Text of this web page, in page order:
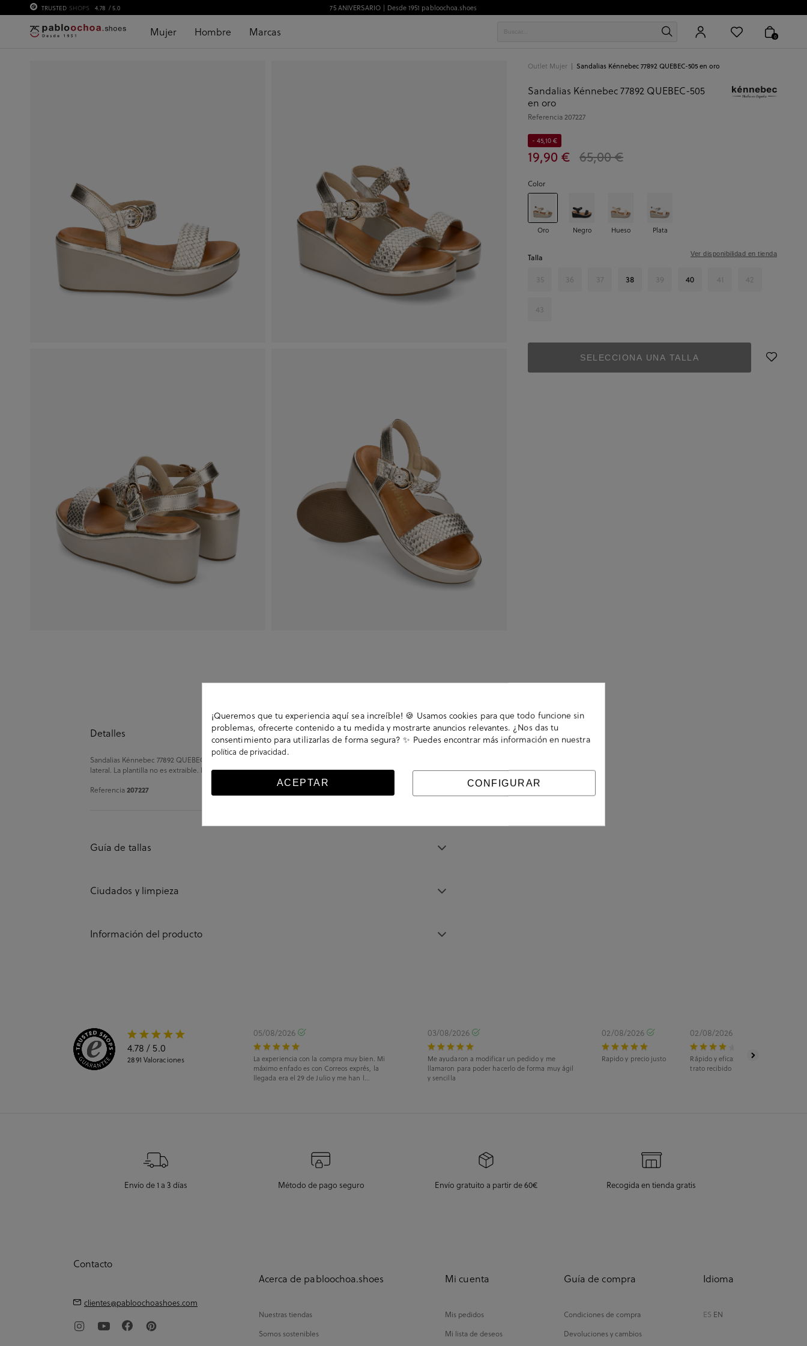
TRUSTED SHOPS 4.78 / 5.0 75 ANIVERSARIO | Desde 1951 pabloochoa.shoes
Mujer Hombre Marcas 0
Outlet Mujer Sandalias Kénnebec 77892 QUEBEC-505 en oro
Sandalias Kénnebec 77892 QUEBEC-505
en oro
Referencia207227
19,90 € 65,00 €
- 45,10 €
Color
Oro Negro Hueso Plata
Talla
35 36 37 38 39 40 41 42
43
Ver disponibilidad en tienda
SELECCIONA UNA TALLA
Detalles
Sandalias Kénnebec 77892 QUEBEC-505 en oro. Cuña 6,5cm, plataforma 3,5cm. Cierre con hebilla en un
lateral. La plantilla no es extraible. Hecho en India
Referencia207227
Guía de tallas
Ciudados y limpieza
Información del producto
4.78 / 5.0
2891 Valoraciones
05/08/2026
La experiencia con la compra muy bien. Mi
máximo enfado es con Correos exprés, la
llegada era el 29 de Julio y me han l...
03/08/2026
Me ayudaron a modificar un pedido y me
llamaron para poder hacerlo de forma muy ágil
y sencilla
02/08/2026
Rapido y precio justo
02/08/2026
Rápido y eficaz. La recogida fue en
trato recibido fue estupendo.
Envío de 1 a 3 días Método de pago seguro Envío gratuito a partir de 60€ Recogida en tienda gratis
Contacto
clientes@pabloochoashoes.com
Acerca de pabloochoa.shoes
Nuestras tiendas
Somos sostenibles
Mi cuenta
Mis pedidos
Mi lista de deseos
Guía de compra
Condiciones de compra
Devoluciones y cambios
Idioma
ES EN
¡Queremos que tu experiencia aquí sea increíble! 🍪 Usamos cookies para que todo funcione sin
problemas, ofrecerte contenido a tu medida y mostrarte anuncios relevantes. ¿Nos das tu
consentimiento para utilizarlas de forma segura? ✨ Puedes encontrar más información en nuestra
política de privacidad.
ACEPTAR CONFIGURAR